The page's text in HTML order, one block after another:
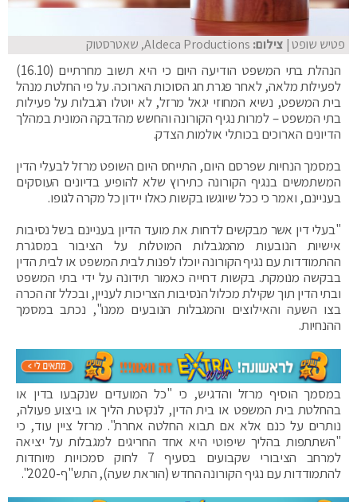
פטיש שופט| צילום: Aldeca Productions, שאטרסטוק
הנהלת בתי המשפט הודיעה היום כי היא תשוב מחרתיים (16.10)
לפעילות מלאה, לאחר פגרת חג הסוכות הארוכה. על פי החלטת מנהל
בית המשפט, נשיא המחוזי יגאל מרזל, לא יוטלו הגבלות על פעילות
בתי המשפט – למרות נגיף הקורונה והחשש מהדבקה המונית במהלך
הדיונים הארוכים בכותלי אולמות הצדק.
במסמך הנחיות שפרסם היום, התייחס היום השופט מרזל לבעלי הדין
המשתמשים בנגיף הקורונה כתירוץ שלא להופיע בדיונים העוסקים
בעניינם, ואמר כי ככל שיוגשו בקשות כאלו יידון כל מקרה לגופו.
"בעלי דין אשר מבקשים לדחות את מועד הדיון בעניינם בשל נסיבות
אישיות הנובעות מהמגבלות המוטלות על הציבור במסגרת
ההתמודדות עם נגיף הקורונה יוכלו לפנות לבית המשפט או לבית הדין
בבקשה מנומקת. בקשות דחייה כאמור תידונה על ידי בתי המשפט
ובתי הדין תוך שקילת מכלול הנסיבות הצריכות לעניין, ובכלל זה הכרה
בצו השעה והאילוצים והמגבלות הנובעים ממנו", נכתב במסמך
ההנחיות.
במסמך הוסיף מרזל והדגיש, כי "כל המועדים שנקבעו בדין או
בהחלטת בית המשפט או בית הדין, לנקיטת הליך או ביצוע פעולה,
נותרים על כנם אלא אם תבוא החלטה אחרת". מרזל ציין עוד, כי
"השתתפות בהליך שיפוטי היא אחד החריגים למגבלות על יציאה
למרחב הציבורי שקבועים בסעיף 7 לחוק סמכויות מיוחדות
להתמודדות עם נגיף הקורונה החדש (הוראת שעה), התש"ף-2020".